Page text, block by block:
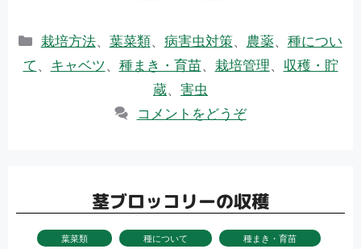
e
b
o
o
itt
er
カ
テ
栽培方法、 葉菜類、 病害虫対策、 農薬、 種につい
て、 キャベツ、 種まき・育苗、 栽培管理、 収穫・貯
蔵、 害虫
コメントをどうぞ
茎ブロッコリーの収穫
葉菜類 種について 種まき・育苗